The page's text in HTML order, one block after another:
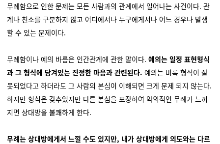
무례함으로 인한 문제는 모든 사람과의 관계에서 일어나는 사건이다. 관
계나 친소를 구분하지 않고 어디에서나 누구에게서나 어느 경우나 발생
할 수 있는 문제이다.
무례함이나 예의 바름은 인간관계에 관한 말이다. 예의는 일정 표현형식
과 그 형식에 담겨있는 진정한 마음과 관련된다. 예의는 비록 형식이 잘
못되었다고 하더라도 그 사람의 본심이 이해되면 크게 문제 되지 않는다.
하지만 형식은 갖추었지만 다른 본심을 포장하여 악의적인 무례가 느껴
지면 상대방을 불쾌하게 한다.
무례는 상대방에게서 느낄 수도 있지만, 내가 상대방에게 의도와는 다르